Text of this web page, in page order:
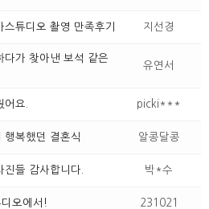
튜디오 촬영 만족후기 지선경
다가 찾아낸 보석 같은
유연서
어요. picki***
행복했던 결혼식 알콩달콩
들 감사합니다. 박*수
오에서! 231021